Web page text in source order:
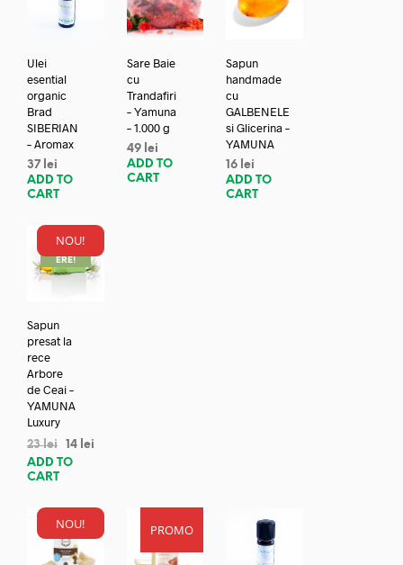
Ulei
esential
organic
Brad
SIBERIAN
– Aromax
37 lei
ADD TO
CART
Sare Baie
cu
Trandafiri
– Yamuna
– 1.000 g
49 lei
ADD TO
CART
Sapun
handmade
cu
GALBENELE
si Glicerina –
YAMUNA
16 lei
ADD TO
CART
NOU!
REDUC
ERE!
Sapun
presat la
rece
Arbore
de Ceai –
YAMUNA
Luxury
23lei 14 lei
ADD TO
CART
NOU! PROMO